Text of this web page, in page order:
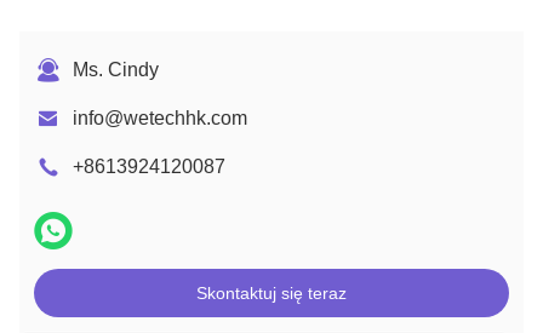
Ms. Cindy
info@wetechhk.com
+8613924120087
Skontaktuj się teraz